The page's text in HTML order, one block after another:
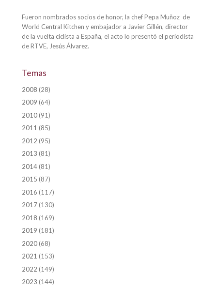
Fueron nombrados socios de honor, la chef Pepa Muñoz de
World Central Kitchen y embajador a Javier Gillén, director
de la vuelta ciclista a España, el acto lo presentó el periodista
de RTVE, Jesús Álvarez.
Temas
2008 (28)
2009 (64)
2010(91)
2011 (85)
2012 (95)
2013 (81)
2014(81)
2015 (87)
2016 (117)
2017(130)
2018 (169)
2019 (181)
2020(68)
2021 (153)
2022 (149)
2023 (144)